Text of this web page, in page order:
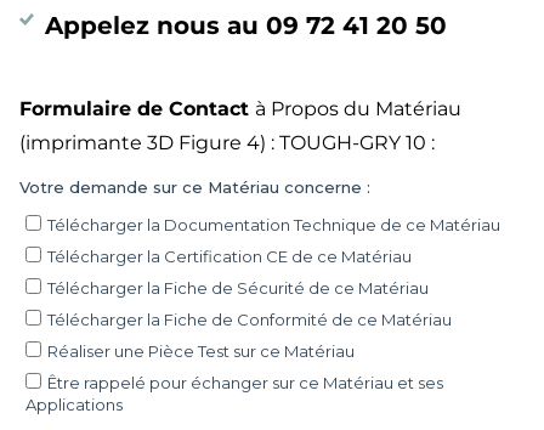
Appelez nous au 09 72 41 20 50
Formulaire de Contact à Propos du Matériau
(imprimante 3D Figure 4) : TOUGH-GRY 10 :